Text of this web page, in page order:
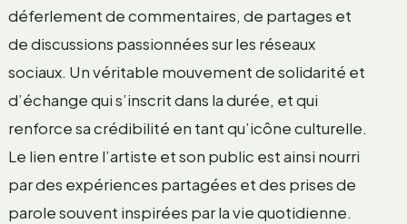
déferlement de commentaires, de partages et
de discussions passionnées sur les réseaux
sociaux. Un véritable mouvement de solidarité et
d’échange qui s’inscrit dans la durée, et qui
renforce sa crédibilité en tant qu’icône culturelle.
Le lien entre l’artiste et son public est ainsi nourri
par des expériences partagées et des prises de
parole souvent inspirées par la vie quotidienne.